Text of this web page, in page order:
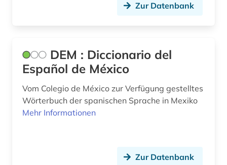
Zur Datenbank
DEM : Diccionario del
Español de México
Vom Colegio de México zur Verfügung gestelltes
Wörterbuch der spanischen Sprache in Mexiko
Mehr Informationen
Zur Datenbank